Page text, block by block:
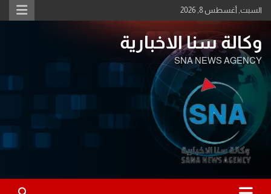
Skip
to
السبت, أغسطس 8, 2026
وكالة سنا الاخبارية
SNA NEWS AGENCY